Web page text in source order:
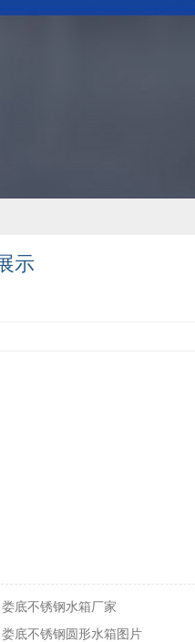
示
娄底不锈钢水箱厂家
娄底不锈钢圆形水箱图片